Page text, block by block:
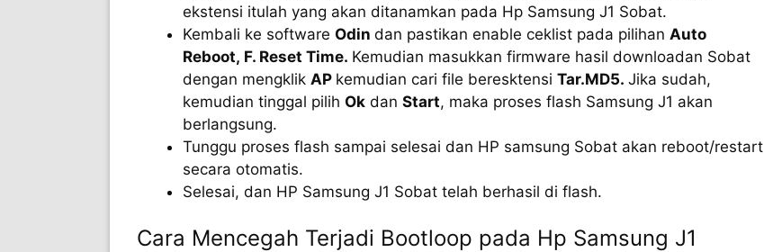
ekstensi itulah yang akan ditanamkan pada Hp Samsung J1 Sobat.
Kembali ke software Odin dan pastikan enable ceklist pada pilihan Auto
Reboot, F. Reset Time. Kemudian masukkan firmware hasil downloadan Sobat
dengan mengklik AP kemudian cari file beresktensi Tar.MD5. Jika sudah,
kemudian tinggal pilih Ok dan Start, maka proses flash Samsung J1 akan
berlangsung.
Tunggu proses flash sampai selesai dan HP samsung Sobat akan reboot/restart
secara otomatis.
Selesai, dan HP Samsung J1 Sobat telah berhasil di flash.
Cara Mencegah Terjadi Bootloop pada Hp Samsung J1